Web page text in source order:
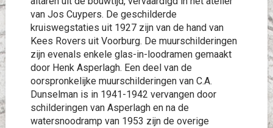
van Jos Cuypers. De geschilderde
kruiswegstaties uit 1927 zijn van de hand van
Kees Rovers uit Voorburg. De muurschilderingen
zijn evenals enkele glas-in-loodramen gemaakt
door Henk Asperlagh. Een deel van de
oorspronkelijke muurschilderingen van C.A.
Dunselman is in 1941-1942 vervangen door
schilderingen van Asperlagh en na de
watersnoodramp van 1953 zijn de overige